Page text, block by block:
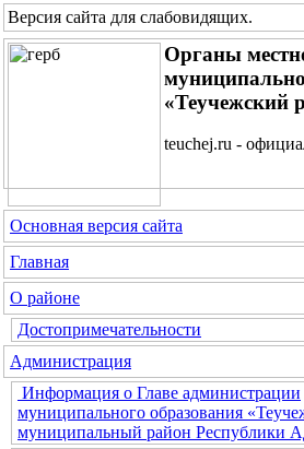
Версия сайта для слабовидящих.
Органы
«Теучежский
teuchej.ru -
Основная версия сайта
Главная
О районе
Достопримечательности
Администрация
Информация о Главе администрации
муниципального образования
муниципальный район Республики